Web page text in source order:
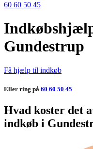
60 60 50 45
Gundestrup
Få hjælp til indkøb
Eller ring på 60 60 50 45
Hvad koster det
indkøb i